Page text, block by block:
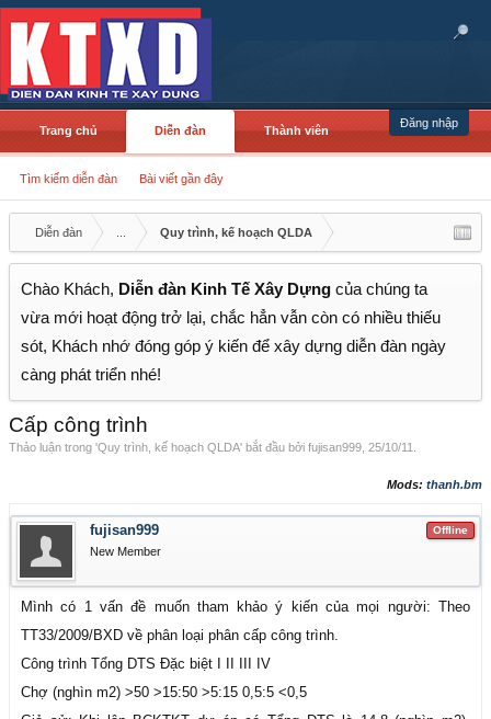
Đăng nhập
Trang chủ Diễn đàn
Tìm kiếm diễn đàn Bài viết gần đây
Thành viên
Diễn đàn Quy trình, kế hoạch QLDA
Chào Khách, Diễn đàn Kinh Tế Xây Dựng của chúng ta
vừa mới hoạt động trở lại, chắc hẳn vẫn còn có nhiều thiếu
sót, Khách nhớ đóng góp ý kiến để xây dựng diễn đàn ngày
càng phát triển nhé!
Cấp công trình
Thảo luận trong 'Quy trình, kế hoạch QLDA' bắt đầu bởi fujisan999 25/10/11
Mods: thanh.bm
Offline
fujisan999
New Member
Mình có 1 vấn đề muốn tham khảo ý kiến của mọi người: Theo
TT33/2009/BXD về phân loại phân cấp công trình.
Công trình Tổng DTS Đặc biệt I II III IV
Chợ (nghìn m2) >50 >15:50 >5:15 0,5:5 <0,5